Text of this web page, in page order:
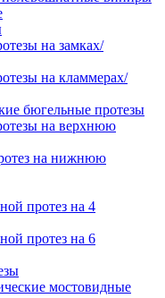
на замках/
на кламмерах/
бюгельные протезы
на верхнюю
на нижнюю
протез на 4
протез на 6
мостовидные